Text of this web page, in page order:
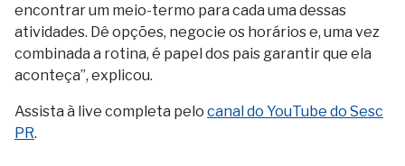
encontrar um meio-termo para cada uma dessas
atividades. Dê opções, negocie os horários e, uma vez
combinada a rotina, é papel dos pais garantir que ela
aconteça”, explicou.
Assista à live completa pelo canal do YouTube do Sesc
PR.